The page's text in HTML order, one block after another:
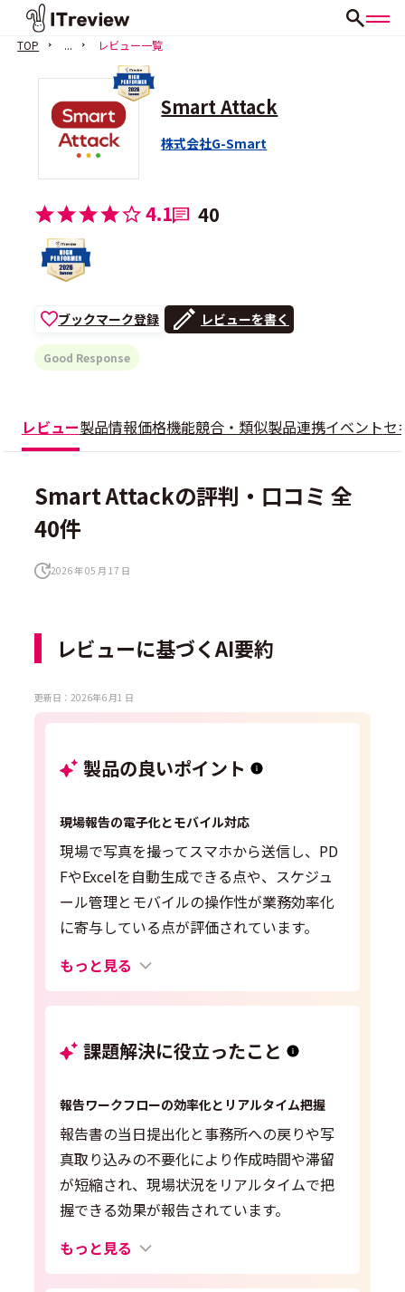
TOP ... レビュー一覧
Smart Attack
株式会社G-Smart
4.1 40
ブックマーク登録 レビューを書く
Good Response
レビュー製品情報価格機能競合・類似製品連携イベントセ
Smart Attackの評判・口コミ 全
40件
2026 年 05 月 17 日
レビューに基づくAI要約
更新日：2026年6 月1 日
製品の良いポイント
現場報告の電子化とモバイル対応
現場で写真を撮ってスマホから送信し、PD
FやExcelを自動生成できる点や、スケジュ
ール管理とモバイルの操作性が業務効率化
に寄与している点が評価されています。
もっと見る
課題解決に役立ったこと
報告ワークフローの効率化とリアルタイム把握
報告書の当日提出化と事務所への戻りや写
真取り込みの不要化により作成時間や滞留
が短縮され、現場状況をリアルタイムで把
握できる効果が報告されています。
もっと見る